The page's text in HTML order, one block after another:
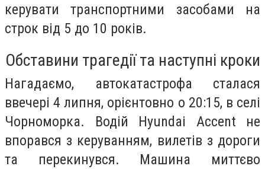
керувати транспортними засобами на
строк від 5 до 10 років.
Обставини трагедії та наступні кроки
Нагадаємо, автокатастрофа сталася
ввечері 4 липня, орієнтовно о 20:15, в селі
Чорноморка. Водій Hyundai Accent не
впорався з керуванням, вилетів з дороги
та перекинувся. Машина миттєво